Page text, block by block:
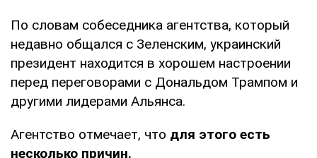
По словам собеседника агентства, который
недавно общался с Зеленским, украинский
президент находится в хорошем настроении
перед переговорами с Дональдом Трампом и
другими лидерами Альянса.
Агентство отмечает, что для этого есть
несколько причин.